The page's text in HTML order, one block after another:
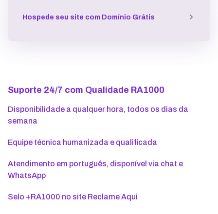
Hospede seu site com Domínio Grátis
Suporte 24/7 com Qualidade RA1000
Disponibilidade a qualquer hora, todos os dias da
semana
Equipe técnica humanizada e qualificada
Atendimento em português, disponível via chat e
WhatsApp
Selo +RA1000 no site Reclame Aqui